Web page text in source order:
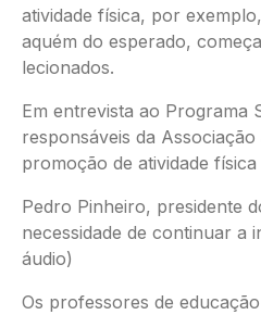
atividade física, por
aquém do esperado,
lecionados.
Em entrevista ao Programa
responsáveis da
promoção de atividade
Pedro Pinheiro, presidente
necessidade de continuar a
áudio)
Os professores de